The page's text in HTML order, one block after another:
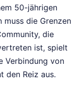
50-jährigen
muss die Grenzen
die
ist, spielt
Verbindung von
den Reiz aus.